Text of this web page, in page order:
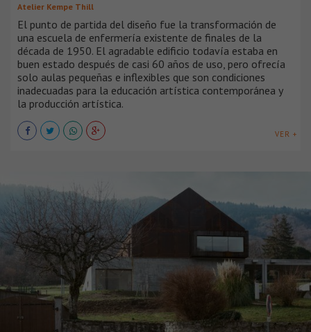
Atelier Kempe Thill
El punto de partida del diseño fue la transformación de
una escuela de enfermería existente de finales de la
década de 1950. El agradable edificio todavía estaba en
buen estado después de casi 60 años de uso, pero ofrecía
solo aulas pequeñas e inflexibles que son condiciones
inadecuadas para la educación artística contemporánea y
la producción artística.
VER +